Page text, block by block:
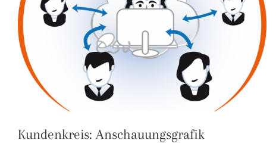
Kundenkreis: Anschauungsgrafik